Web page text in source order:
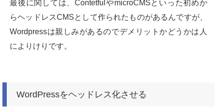
最後に関しては、ContetfulやmicroCMSといった初めか
らヘッドレスCMSとして作られたものがあるんですが、
Wordpressは親しみがあるのでデメリットかどうかは人
によりけりです。
WordPressをヘッドレス化させる